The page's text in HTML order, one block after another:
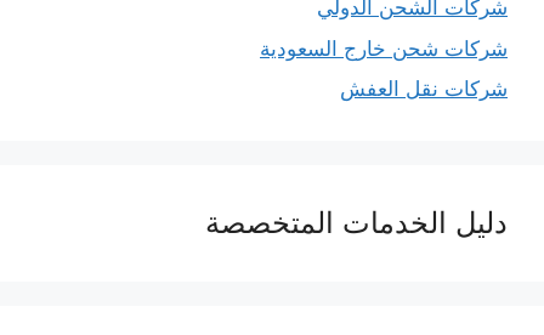
شركات الشحن الدولي
شركات شحن خارج السعودية
شركات نقل العفش
دليل الخدمات المتخصصة